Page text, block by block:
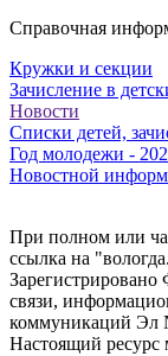
Справочная
Кружки и секции
Зачисление в
Новости
Списки детей,
Год молодежи -
Новостной
При полном или
ссылка на
Зарегистрировано
связи,
коммуникаций Эл
Настоящий ресурс